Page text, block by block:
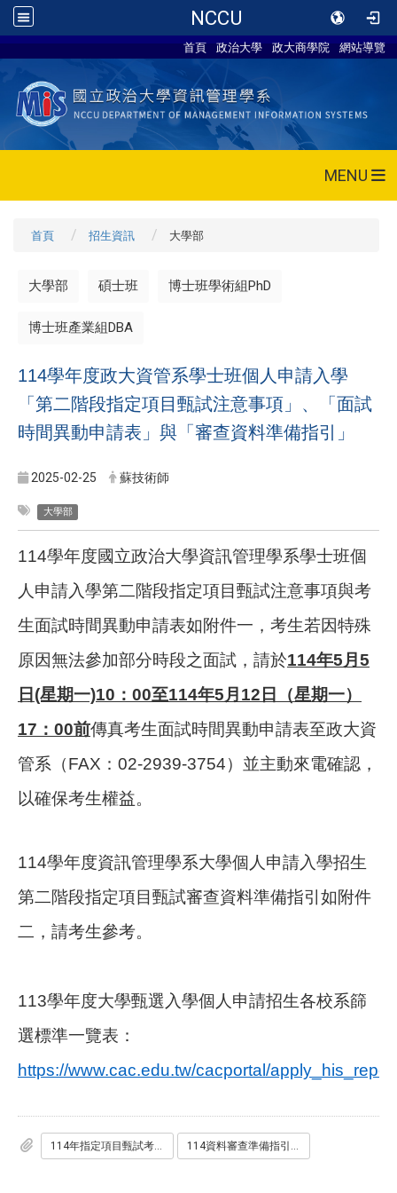
NCCU
首頁 政治大學 政大商學院 網站導覽
MENU
首頁 招生資訊 大學部
大學部 碩士班 博士班學術組PhD
博士班產業組DBA
114學年度政大資管系學士班個人申請入學
「第二階段指定項目甄試注意事項」、「面試
時間異動申請表」與「審查資料準備指引」
2025-02-25 蘇技術師
大學部
114學年度國立政治大學資訊管理學系學士班個
人申請入學第二階段指定項目甄試注意事項與考
生面試時間異動申請表如附件一，考生若因特殊
原因無法參加部分時段之面試，請於114年5月5
日(星期一)10：00至114年5月12日（星期一）
17：00前傳真考生面試時間異動申請表至政大資
管系（FAX：02-2939-3754）並主動來電確認，
以確保考生權益。
114學年度資訊管理學系大學個人申請入學招生
第二階段指定項目甄試審查資料準備指引如附件
二，請考生參考。
113學年度大學甄選入學個人申請招生各校系篩
選標準一覽表：
https://www.cac.edu.tw/cacportal/
114年指定項目甄試考生注意事項_資管系.pdf